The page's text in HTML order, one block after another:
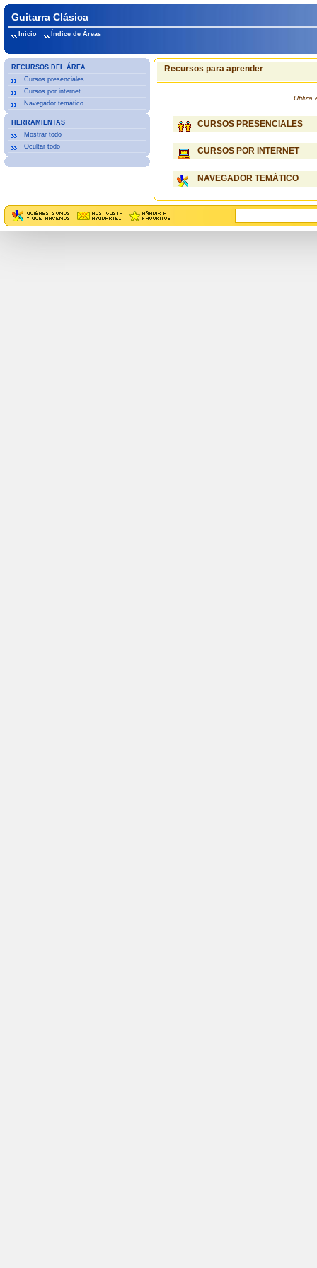
Guitarra Clásica
Inicio Índice de Áreas
RECURSOS DEL ÁREA
Cursos presenciales
Cursos por internet
Navegador temático
HERRAMIENTAS
Mostrar todo
Ocultar todo
Recursos para aprender
Utiliza
CURSOS PRESENCIALES
CURSOS POR INTERNET
NAVEGADOR TEMÁTICO